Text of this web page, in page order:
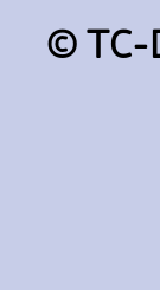
© TC-